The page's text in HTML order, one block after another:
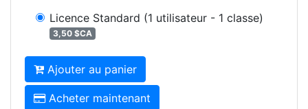
Licence Standard (1 utilisateur - 1 classe)
3,50 $CA
Ajouter au panier
Acheter maintenant